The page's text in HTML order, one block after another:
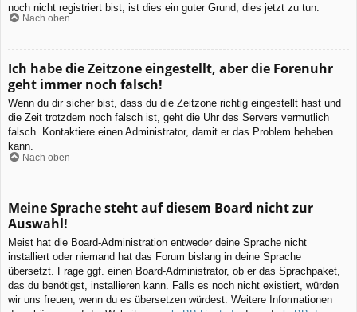
noch nicht registriert bist, ist dies ein guter Grund, dies jetzt zu tun.
Nach oben
Ich habe die Zeitzone eingestellt, aber die Forenuhr
geht immer noch falsch!
Wenn du dir sicher bist, dass du die Zeitzone richtig eingestellt hast und
die Zeit trotzdem noch falsch ist, geht die Uhr des Servers vermutlich
falsch. Kontaktiere einen Administrator, damit er das Problem beheben
kann.
Nach oben
Meine Sprache steht auf diesem Board nicht zur
Auswahl!
Meist hat die Board-Administration entweder deine Sprache nicht
installiert oder niemand hat das Forum bislang in deine Sprache
übersetzt. Frage ggf. einen Board-Administrator, ob er das Sprachpaket,
das du benötigst, installieren kann. Falls es noch nicht existiert, würden
wir uns freuen, wenn du es übersetzen würdest. Weitere Informationen